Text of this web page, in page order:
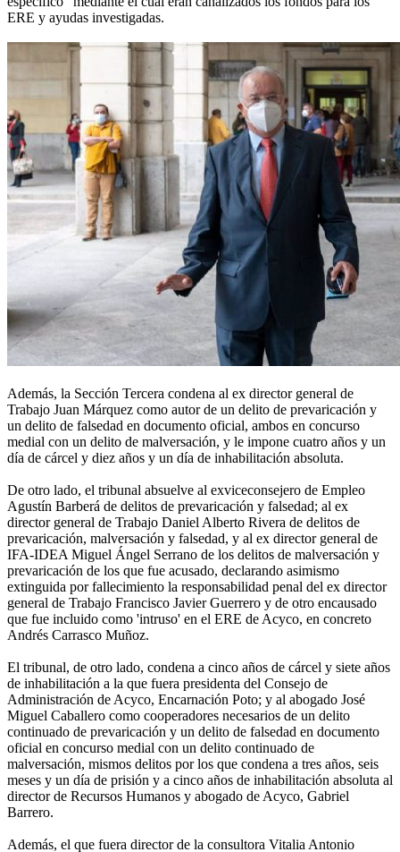
ERE y ayudas investigadas.
Además, la Sección Tercera condena al ex director general de
Trabajo Juan Márquez como autor de un delito de prevaricación y
un delito de falsedad en documento oficial, ambos en concurso
medial con un delito de malversación, y le impone cuatro años y un
día de cárcel y diez años y un día de inhabilitación absoluta.
De otro lado, el tribunal absuelve al exviceconsejero de Empleo
Agustín Barberá de delitos de prevaricación y falsedad; al ex
director general de Trabajo Daniel Alberto Rivera de delitos de
prevaricación, malversación y falsedad, y al ex director general de
IFA-IDEA Miguel Ángel Serrano de los delitos de malversación y
prevaricación de los que fue acusado, declarando asimismo
extinguida por fallecimiento la responsabilidad penal del ex director
general de Trabajo Francisco Javier Guerrero y de otro encausado
que fue incluido como 'intruso' en el ERE de Acyco, en concreto
Andrés Carrasco Muñoz.
El tribunal, de otro lado, condena a cinco años de cárcel y siete años
de inhabilitación a la que fuera presidenta del Consejo de
Administración de Acyco, Encarnación Poto; y al abogado José
Miguel Caballero como cooperadores necesarios de un delito
continuado de prevaricación y un delito de falsedad en documento
oficial en concurso medial con un delito continuado de
malversación, mismos delitos por los que condena a tres años, seis
meses y un día de prisión y a cinco años de inhabilitación absoluta al
director de Recursos Humanos y abogado de Acyco, Gabriel
Barrero.
Además, el que fuera director de la consultora Vitalia Antonio